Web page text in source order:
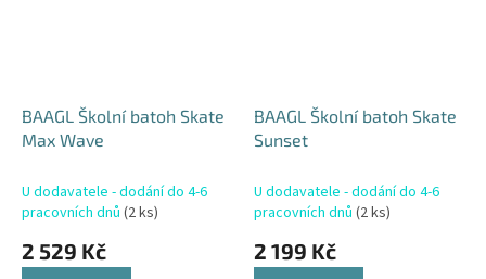
BAAGL Školní batoh Skate
Max Wave
U dodavatele - dodání do 4-6
pracovních dnů (2 ks)
2 529 Kč
BAAGL Školní batoh Skate
Sunset
U dodavatele - dodání do 4-6
pracovních dnů (2 ks)
2 199 Kč